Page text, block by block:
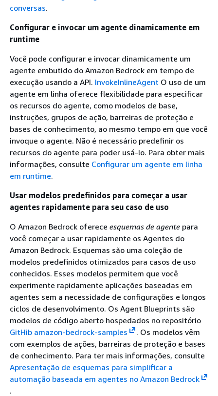
conversas.
Configurar e invocar um agente dinamicamente em
runtime
Você pode configurar e invocar dinamicamente um
agente embutido do Amazon Bedrock em tempo de
execução usando a API. InvokeInlineAgent O uso de um
agente em linha oferece flexibilidade para especificar
os recursos do agente, como modelos de base,
instruções, grupos de ação, barreiras de proteção e
bases de conhecimento, ao mesmo tempo em que você
invoque o agente. Não é necessário predefinir os
recursos do agente para poder usá-lo. Para obter mais
informações, consulte Configurar um agente em linha
em runtime.
Usar modelos predefinidos para começar a usar
agentes rapidamente para seu caso de uso
O Amazon Bedrock oferece esquemas de agente para
você começar a usar rapidamente os Agentes do
Amazon Bedrock. Esquemas são uma coleção de
modelos predefinidos otimizados para casos de uso
conhecidos. Esses modelos permitem que você
experimente rapidamente aplicações baseadas em
agentes sem a necessidade de configurações e longos
ciclos de desenvolvimento. Os Agent Blueprints são
modelos de código aberto hospedados no repositório
GitHib amazon-bedrock-samples
. Os modelos vêm
com exemplos de ações, barreiras de proteção e bases
de conhecimento. Para ter mais informações, consulte
Apresentação de esquemas para simplificar a
automação baseada em agentes no Amazon Bedrock
.